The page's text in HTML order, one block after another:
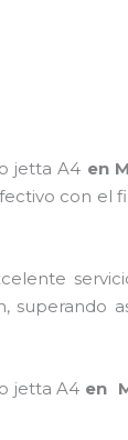
jetta A4 en
con el
superando
jetta A4 en